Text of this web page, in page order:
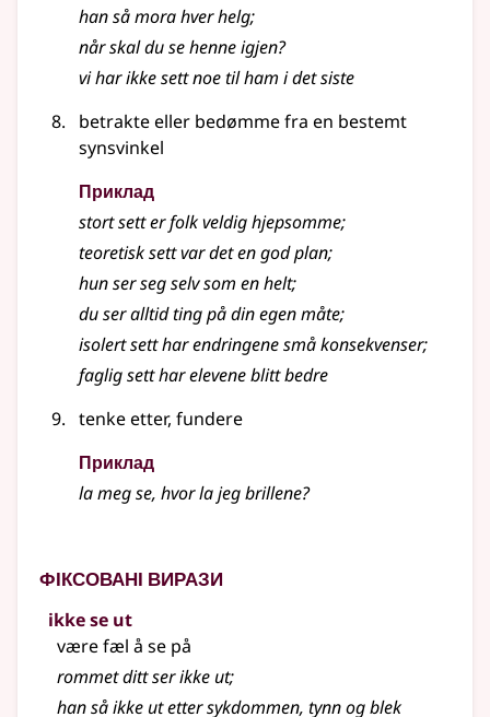
han så mora hver helg;
når skal du se henne igjen?
vi har ikke sett noe til ham i det siste
betrakte eller bedømme fra en bestemt
synsvinkel
Приклад
stort sett er folk veldig hjepsomme;
teoretisk sett var det en god plan;
hun ser seg selv som en helt;
du ser alltid ting på din egen måte;
isolert sett har endringene små konsekvenser;
faglig sett har elevene blitt bedre
tenke etter, fundere
Приклад
la meg se, hvor la jeg brillene?
Фіксовані вирази
ikke se ut
være fæl å se på
rommet ditt ser ikke ut;
han så ikke ut etter sykdommen, tynn og blek